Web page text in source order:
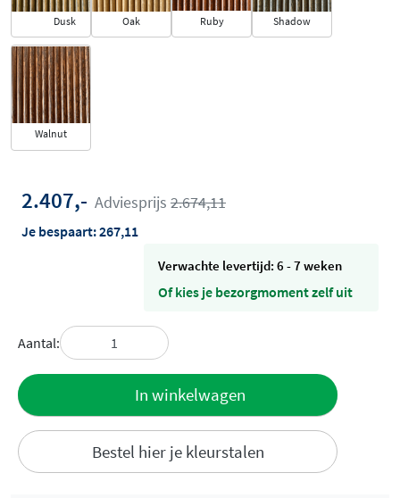
Dusk Oak Ruby Shadow
Walnut
2.407,- Adviesprijs 2.674,11
Je bespaart:267,11
Verwachte levertijd: 6 - 7 weken
Of kies je bezorgmoment zelf uit
Aantal:
In winkelwagen
Bestel hier je kleurstalen